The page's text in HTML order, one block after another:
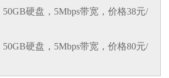
硬盘，5Mbps带宽，价格38元/
硬盘，5Mbps带宽，价格80元/